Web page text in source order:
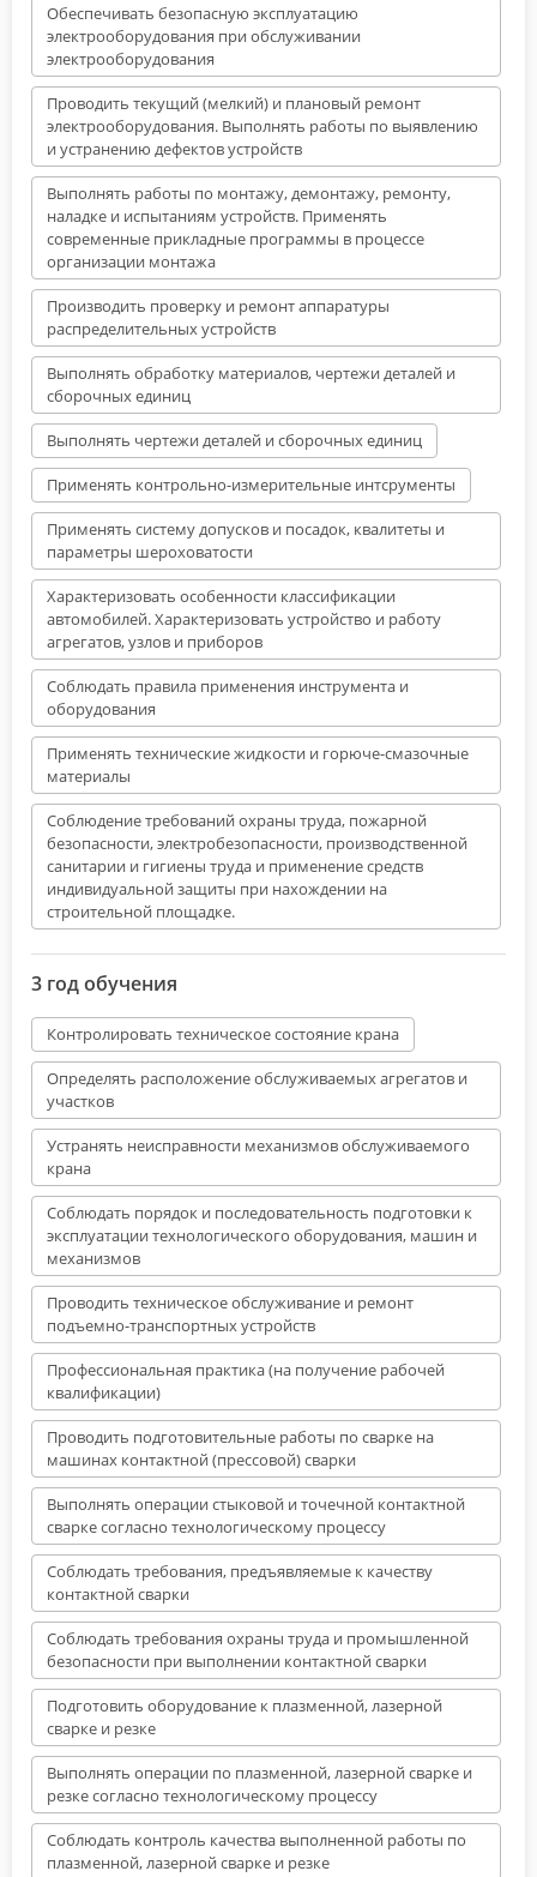
Обеспечивать безопасную эксплуатацию
электрооборудования при обслуживании
электрооборудования
Проводить текущий (мелкий) и плановый ремонт
электрооборудования. Выполнять работы по выявлению
и устранению дефектов устройств
Выполнять работы по монтажу, демонтажу, ремонту,
наладке и испытаниям устройств. Применять
современные прикладные программы в процессе
организации монтажа
Производить проверку и ремонт аппаратуры
распределительных устройств
Выполнять обработку материалов, чертежи деталей и
сборочных единиц
Выполнять чертежи деталей и сборочных единиц
Применять контрольно-измерительные интсрументы
Применять систему допусков и посадок, квалитеты и
параметры шероховатости
Характеризовать особенности классификации
автомобилей. Характеризовать устройство и работу
агрегатов, узлов и приборов
Соблюдать правила применения инструмента и
оборудования
Применять технические жидкости и горюче-смазочные
материалы
Соблюдение требований охраны труда, пожарной
безопасности, электробезопасности, производственной
санитарии и гигиены труда и применение средств
индивидуальной защиты при нахождении на
строительной площадке.
3 год обучения
Контролировать техническое состояние крана
Определять расположение обслуживаемых агрегатов и
участков
Устранять неисправности механизмов обслуживаемого
крана
Соблюдать порядок и последовательность подготовки к
эксплуатации технологического оборудования, машин и
механизмов
Проводить техническое обслуживание и ремонт
подъемно-транспортных устройств
Профессиональная практика (на получение рабочей
квалификации)
Проводить подготовительные работы по сварке на
машинах контактной (прессовой) сварки
Выполнять операции стыковой и точечной контактной
сварке согласно технологическому процессу
Соблюдать требования, предъявляемые к качеству
контактной сварки
Соблюдать требования охраны труда и промышленной
безопасности при выполнении контактной сварки
Подготовить оборудование к плазменной, лазерной
сварке и резке
Выполнять операции по плазменной, лазерной сварке и
резке согласно технологическому процессу
Соблюдать контроль качества выполненной работы по
плазменной, лазерной сварке и резке